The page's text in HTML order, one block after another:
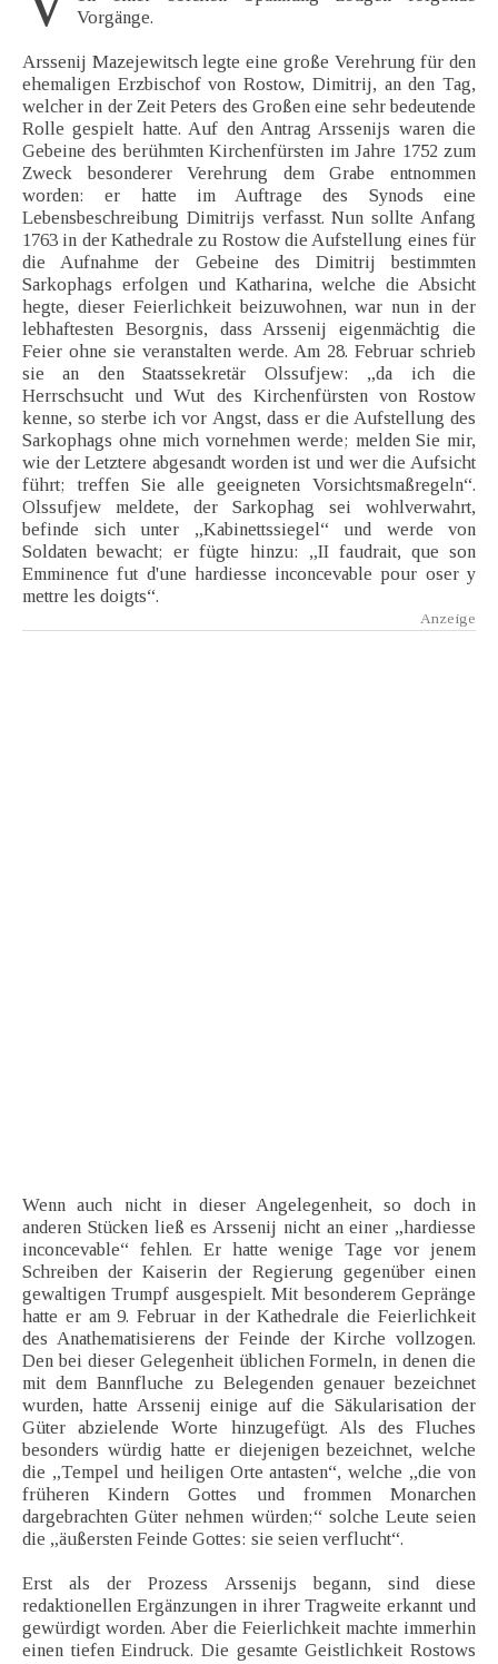
Vorgänge.
Arssenij Mazejewitsch legte eine große Verehrung für den
ehemaligen Erzbischof von Rostow, Dimitrij, an den Tag,
welcher in der Zeit Peters des Großen eine sehr bedeutende
Rolle gespielt hatte. Auf den Antrag Arssenijs waren die
Gebeine des berühmten Kirchenfürsten im Jahre 1752 zum
Zweck besonderer Verehrung dem Grabe entnommen
worden: er hatte im Auftrage des Synods eine
Lebensbeschreibung Dimitrijs verfasst. Nun sollte Anfang
1763 in der Kathedrale zu Rostow die Aufstellung eines für
die Aufnahme der Gebeine des Dimitrij bestimmten
Sarkophags erfolgen und Katharina, welche die Absicht
hegte, dieser Feierlichkeit beizuwohnen, war nun in der
lebhaftesten Besorgnis, dass Arssenij eigenmächtig die
Feier ohne sie veranstalten werde. Am 28. Februar schrieb
sie an den Staatssekretär Olssufjew: „da ich die
Herrschsucht und Wut des Kirchenfürsten von Rostow
kenne, so sterbe ich vor Angst, dass er die Aufstellung des
Sarkophags ohne mich vornehmen werde; melden Sie mir,
wie der Letztere abgesandt worden ist und wer die Aufsicht
führt; treffen Sie alle geeigneten Vorsichtsmaßregeln“.
Olssufjew meldete, der Sarkophag sei wohlverwahrt,
befinde sich unter „Kabinettssiegel“ und werde von
Soldaten bewacht; er fügte hinzu: „II faudrait, que son
Emminence fut d'une hardiesse inconcevable pour oser y
mettre les doigts“.
Wenn auch nicht in dieser Angelegenheit, so doch in
anderen Stücken ließ es Arssenij nicht an einer „hardiesse
inconcevable“ fehlen. Er hatte wenige Tage vor jenem
Schreiben der Kaiserin der Regierung gegenüber einen
gewaltigen Trumpf ausgespielt. Mit besonderem Gepränge
hatte er am 9. Februar in der Kathedrale die Feierlichkeit
des Anathematisierens der Feinde der Kirche vollzogen.
Den bei dieser Gelegenheit üblichen Formeln, in denen die
mit dem Bannfluche zu Belegenden genauer bezeichnet
wurden, hatte Arssenij einige auf die Säkularisation der
Güter abzielende Worte hinzugefügt. Als des Fluches
besonders würdig hatte er diejenigen bezeichnet, welche
die „Tempel und heiligen Orte antasten“, welche „die von
früheren Kindern Gottes und frommen Monarchen
dargebrachten Güter nehmen würden;“ solche Leute seien
die „äußersten Feinde Gottes: sie seien verflucht“.
Erst als der Prozess Arssenijs begann, sind diese
redaktionellen Ergänzungen in ihrer Tragweite erkannt und
gewürdigt worden. Aber die Feierlichkeit machte immerhin
einen tiefen Eindruck. Die gesamte Geistlichkeit Rostows